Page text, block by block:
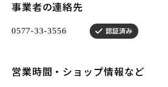
事業者の連絡先
営業時間・ショップ情報など